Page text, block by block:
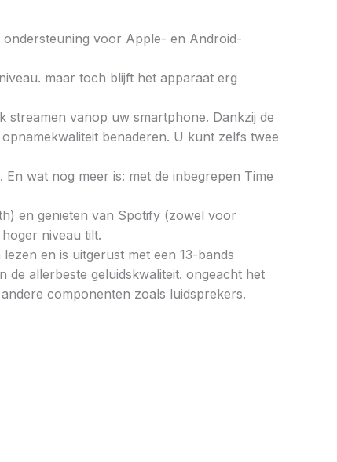
voor Apple- en Android-
maar toch blijft het apparaat erg
streamen vanop uw smartphone. Dankzij de
benaderen. U kunt zelfs twee
wat nog meer is: met de inbegrepen Time
en genieten van Spotify (zowel voor
niveau tilt.
en is uitgerust met een 13-bands
allerbeste geluidskwaliteit. ongeacht het
componenten zoals luidsprekers.